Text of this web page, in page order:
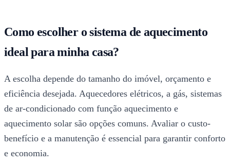
Como escolher o sistema de aquecimento
ideal para minha casa?
A escolha depende do tamanho do imóvel, orçamento e
eficiência desejada. Aquecedores elétricos, a gás, sistemas
de ar-condicionado com função aquecimento e
aquecimento solar são opções comuns. Avaliar o custo-
benefício e a manutenção é essencial para garantir conforto
e economia.